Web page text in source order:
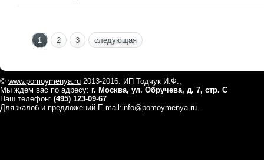
1 2 3 следующая
© www.pomoymenya.ru 2013-2016. ИП Тодчук И.Ф.,
Мы ждем вас по адресу: г. Москва, ул. Обручева, д. 7, стр. С
Наш телефон: (495) 123-09-67
Для жалоб и предложений E-mail:info@pomoymenya.ru.